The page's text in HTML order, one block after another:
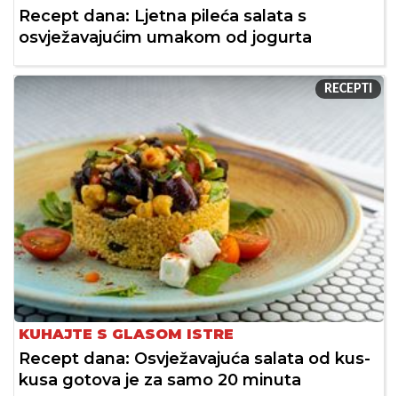
Recept dana: Ljetna pileća salata s
osvježavajućim umakom od jogurta
RECEPTI
KUHAJTE S GLASOM ISTRE
Recept dana: Osvježavajuća salata od kus-
kusa gotova je za samo 20 minuta